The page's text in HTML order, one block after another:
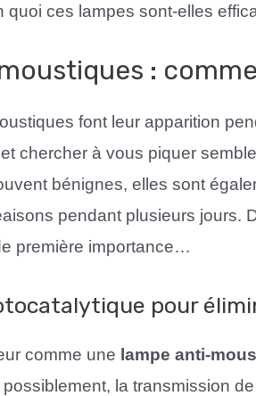
quoi ces lampes sont-elles
:
font leur apparition
chercher à vous piquer
bénignes, elles sont
pendant plusieurs jours.
première importance…
pour
comme une lampe anti-
la transmission